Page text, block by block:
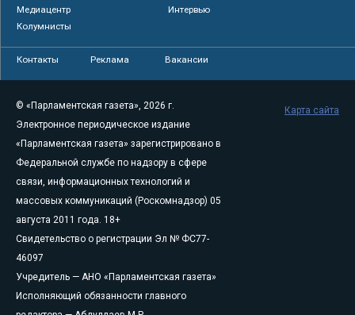
Медиацентр
Интервью
Колумнисты
Контакты Реклама Вакансии
© «Парламентская газета», 2026 г.
Электронное периодическое издание
«Парламентская газета» зарегистрировано в
Федеральной службе по надзору в сфере
связи, информационных технологий и
массовых коммуникаций (Роскомнадзор) 05
августа 2011 года. 18+
Свидетельство о регистрации Эл № ФС77-
46097
Учредитель — АНО «Парламентская газета»
Исполняющий обязанности главного
Карта сайта